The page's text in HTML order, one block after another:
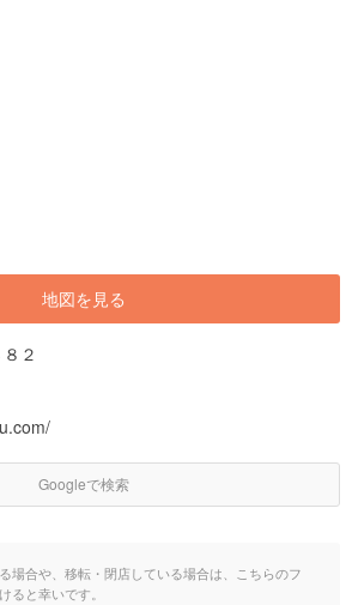
地図を見る
２
Googleで検索
場合や、移転・閉店している場合は、こちらのフ
ると幸いです。